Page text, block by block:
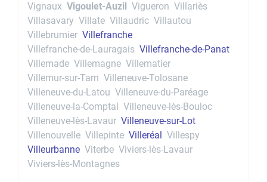
Vignaux Vigoulet-Auzil Vigueron Villariès
Villasavary Villate Villaudric Villautou
Villebrumier Villefranche
Villefranche-de-Lauragais Villefranche-de-Panat
Villemade Villemagne Villematier
Villemur-sur-Tarn Villeneuve-Tolosane
Villeneuve-du-Latou Villeneuve-du-Paréage
Villeneuve-la-Comptal Villeneuve-lès-Bouloc
Villeneuve-lès-Lavaur Villeneuve-sur-Lot
Villenouvelle Villepinte Villeréal Villespy
Villeurbanne Viterbe Viviers-lès-Lavaur
Viviers-lès-Montagnes